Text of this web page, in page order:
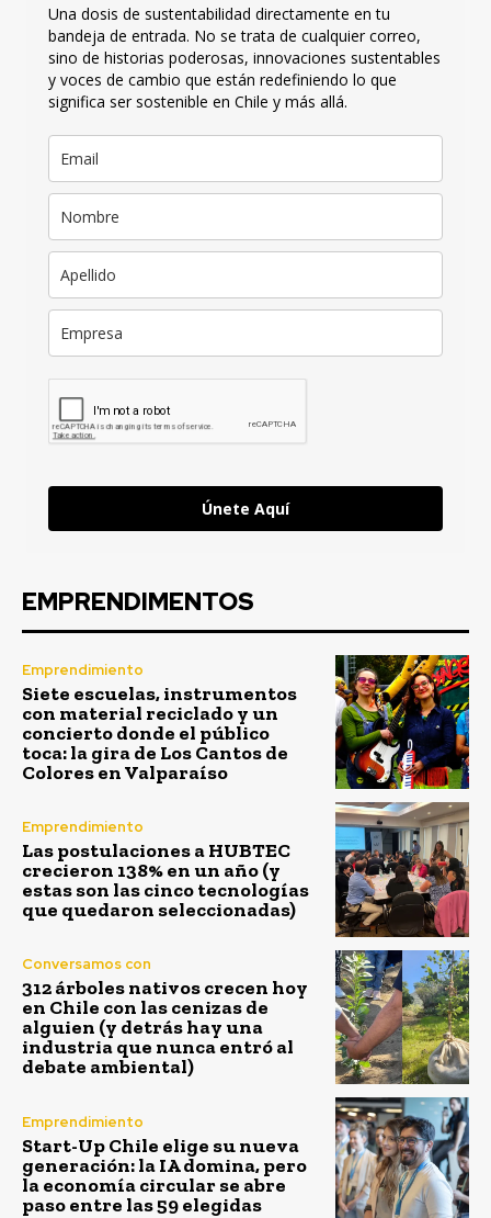
Una dosis de sustentabilidad directamente en tu
bandeja de entrada. No se trata de cualquier correo,
sino de historias poderosas, innovaciones sustentables
y voces de cambio que están redefiniendo lo que
significa ser sostenible en Chile y más allá.
Únete Aquí
EMPRENDIMENTOS
Emprendimiento
Siete escuelas, instrumentos
con material reciclado y un
concierto donde el público
toca: la gira de Los Cantos de
Colores en Valparaíso
Emprendimiento
Las postulaciones a HUBTEC
crecieron 138% en un año (y
estas son las cinco tecnologías
que quedaron seleccionadas)
Conversamos con
312 árboles nativos crecen hoy
en Chile con las cenizas de
alguien (y detrás hay una
industria que nunca entró al
debate ambiental)
Emprendimiento
Start-Up Chile elige su nueva
generación: la IA domina, pero
la economía circular se abre
paso entre las 59 elegidas